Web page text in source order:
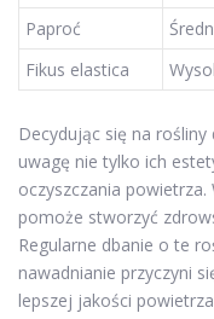
Paproć
Fikus elastica
Decydując się na
uwagę nie tylko ich
oczyszczania
pomoże stworzyć
Regularne dbanie o te
nawadnianie przyczyni
lepszej jakości